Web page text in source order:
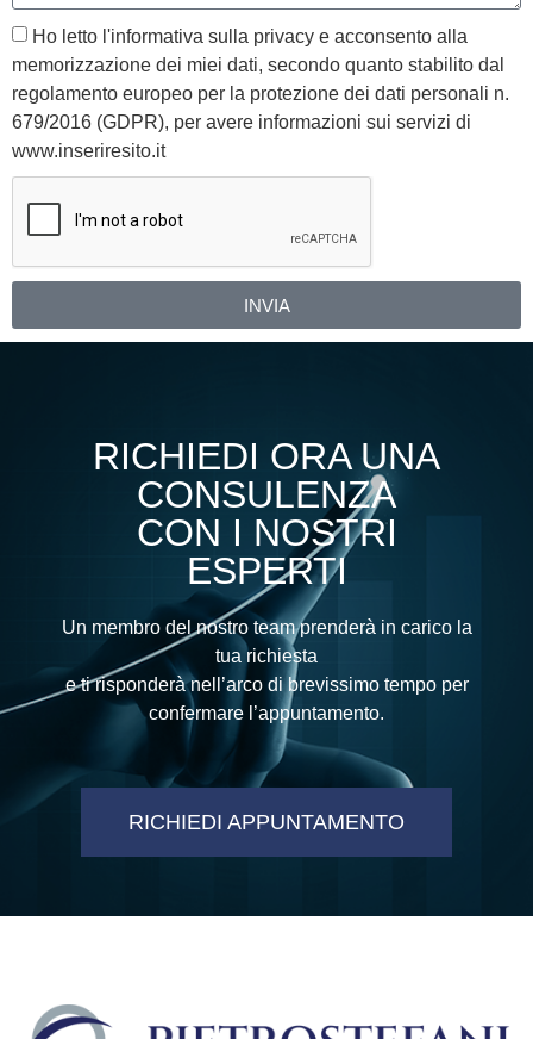
Ho letto l'informativa sulla privacy e acconsento alla
memorizzazione dei miei dati, secondo quanto stabilito dal
regolamento europeo per la protezione dei dati personali n.
679/2016 (GDPR), per avere informazioni sui servizi di
www.inseriresito.it
INVIA
Alternative:
RICHIEDI ORA UNA
CONSULENZA
CON I NOSTRI
ESPERTI
Un membro del nostro team prenderà in carico la
tua richiesta
e ti risponderà nell’arco di brevissimo tempo per
confermare l’appuntamento.
RICHIEDI APPUNTAMENTO